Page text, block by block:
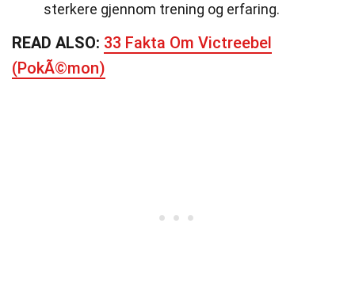
sterkere gjennom trening og erfaring.
READ ALSO: 33 Fakta Om Victreebel
(PokÃ©mon)